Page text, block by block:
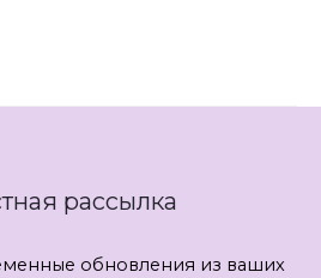
рассылка
обновления из ваших